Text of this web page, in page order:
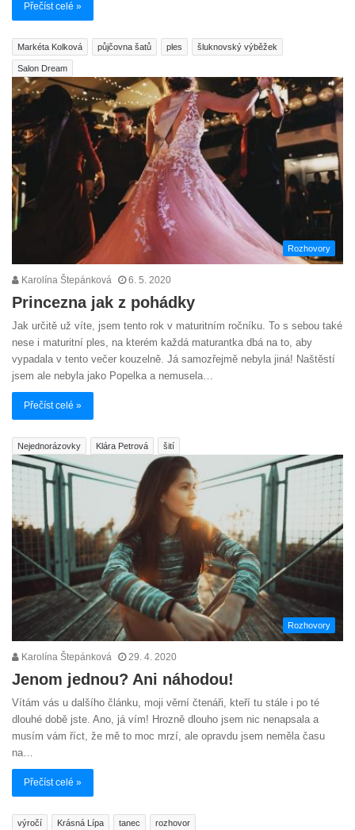
Přečíst celé »
Markéta Kolková půjčovna šatů ples šluknovský výběžek
Salon Dream
Rozhovory
Karolína Štepánková 6. 5. 2020
Princezna jak z pohádky
Jak určitě už víte, jsem tento rok v maturitním ročníku. To s sebou také
nese i maturitní ples, na kterém každá maturantka dbá na to, aby
vypadala v tento večer kouzelně. Já samozřejmě nebyla jiná! Naštěstí
jsem ale nebyla jako Popelka a nemusela…
Přečíst celé »
Nejednorázovky Klára Petrová šití
Rozhovory
Karolína Štepánková 29. 4. 2020
Jenom jednou? Ani náhodou!
Vítám vás u dalšího článku, moji věrní čtenáři, kteří tu stále i po té
dlouhé době jste. Ano, já vím! Hrozně dlouho jsem nic nenapsala a
musím vám říct, že mě to moc mrzí, ale opravdu jsem neměla času
na…
Přečíst celé »
výročí Krásná Lípa tanec rozhovor